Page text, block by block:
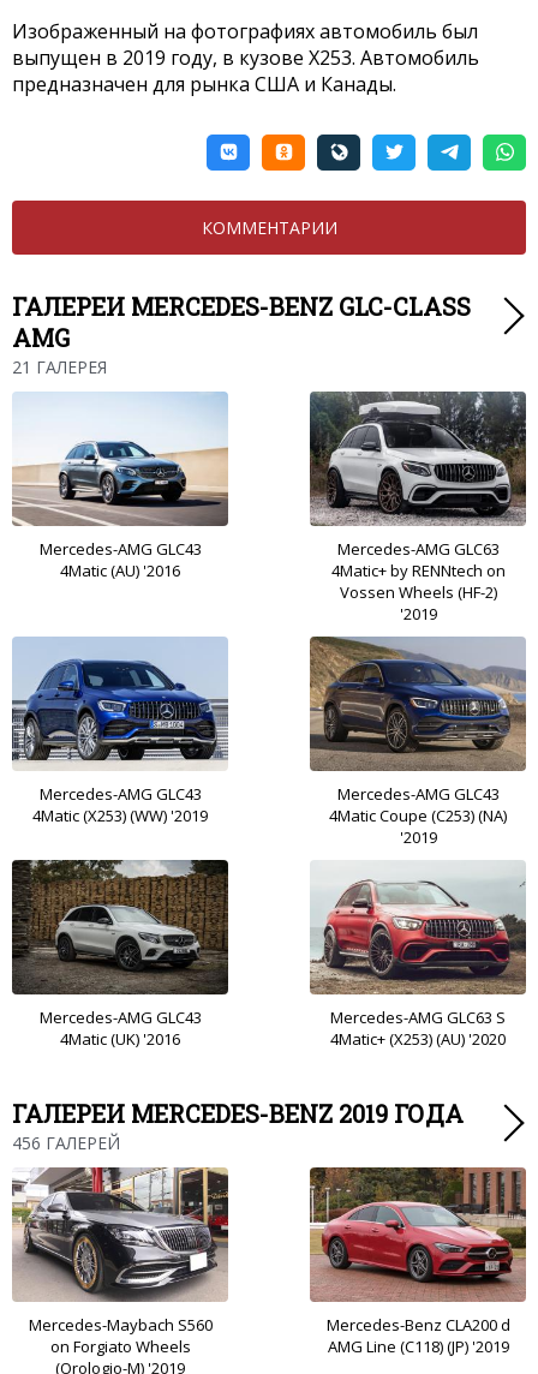
Изображенный на фотографиях автомобиль был
выпущен в 2019 году, в кузове X253. Автомобиль
предназначен для рынка США и Канады.
КОММЕНТАРИИ
ГАЛЕРЕИ MERCEDES-BENZ GLC-CLASS
AMG
21 ГАЛЕРЕЯ
Mercedes-AMG GLC43
4Matic (AU) '2016
Mercedes-AMG GLC63
4Matic+ by RENNtech on
Vossen Wheels (HF-2)
'2019
Mercedes-AMG GLC43
4Matic (X253) (WW) '2019
Mercedes-AMG GLC43
4Matic Coupe (C253) (NA)
'2019
Mercedes-AMG GLC43
4Matic (UK) '2016
Mercedes-AMG GLC63 S
4Matic+ (X253) (AU) '2020
ГАЛЕРЕИ MERCEDES-BENZ 2019 ГОДА
456 ГАЛЕРЕЙ
Mercedes-Maybach S560
on Forgiato Wheels
(Orologio-M) '2019
Mercedes-Benz CLA200 d
AMG Line (C118) (JP) '2019